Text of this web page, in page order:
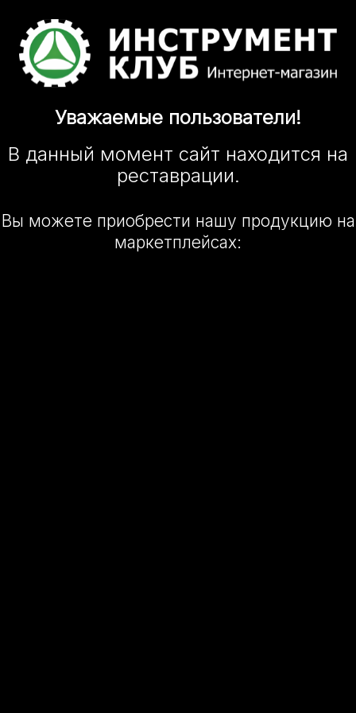
Уважаемые пользователи!
В данный момент сайт находится на
реставрации.
Вы можете приобрести нашу продукцию на
маркетплейсах: